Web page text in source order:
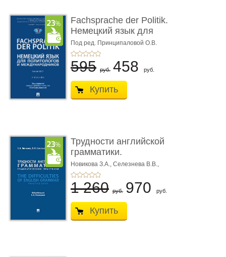
Fachsprache der Politik.
Немецкий язык для
политологов и � ...
Под ред. Принципаловой О.В.
595 руб. 458 руб.
Купить
Трудности английской
грамматики.
Грамматичес� ...
Новикова З.А., Селезнева В.В.,
Тюкина Т.А.; под ред. Поляковой
А.Н.
1 260 руб. 970 руб.
Купить